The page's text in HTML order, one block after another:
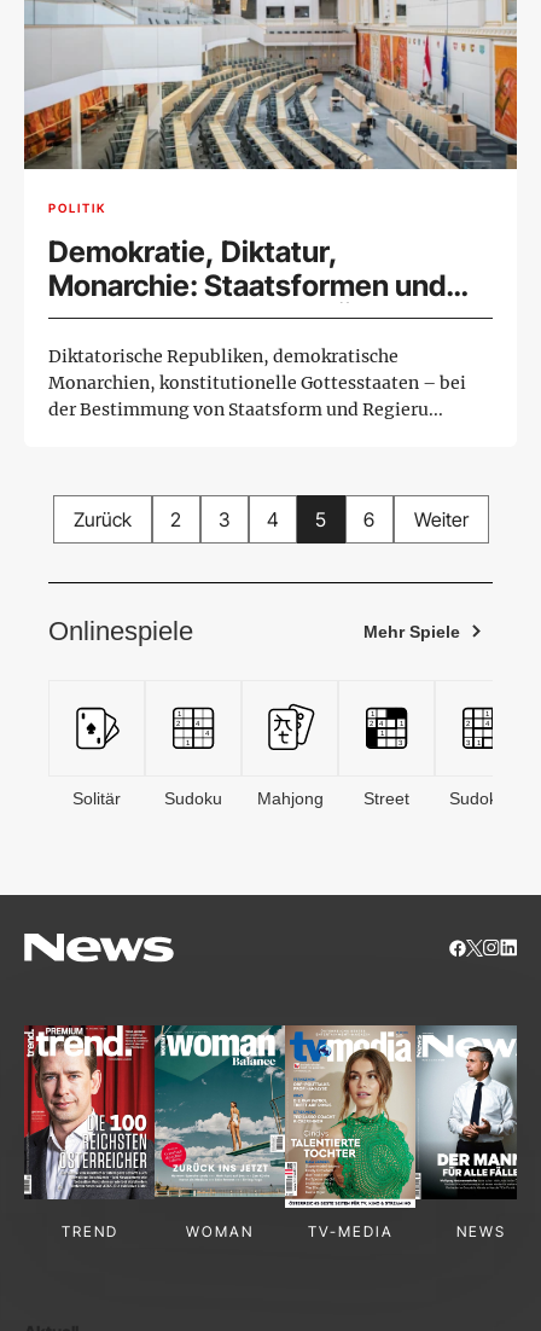
POLITIK
Demokratie, Diktatur,
Monarchie: Staatsformen und
Regierungssysteme [Überblick]
Diktatorische Republiken, demokratische
Monarchien, konstitutionelle Gottesstaaten – bei
der Bestimmung von Staatsform und Regieru...
Zurück 2 3 4 5 6 Weiter
Onlinespiele Mehr Spiele
Solitär Sudoku Mahjong Street Sudoken
TREND WOMAN TV-MEDIA NEWS